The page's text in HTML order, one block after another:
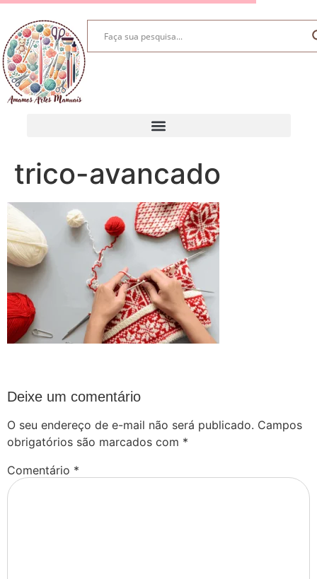
trico-avancado
Deixe um comentário
O seu endereço de e-mail não será publicado. Campos
obrigatórios são marcados com *
Comentário *